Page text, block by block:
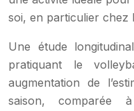
soi, en particulier chez
Une étude
pratiquant le
augmentation de
saison, comparée